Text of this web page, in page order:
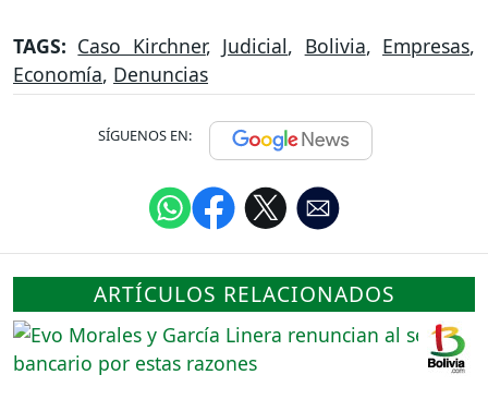
TAGS: Caso Kirchner, Judicial, Bolivia, Empresas,
Economía, Denuncias
SÍGUENOS EN:
ARTÍCULOS RELACIONADOS